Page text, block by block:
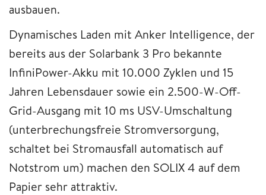
ausbauen.
Dynamisches Laden mit Anker Intelligence, der
bereits aus der Solarbank 3 Pro bekannte
InfiniPower-Akku mit 10.000 Zyklen und 15
Jahren Lebensdauer sowie ein 2.500-W-Off-
Grid-Ausgang mit 10 ms USV-Umschaltung
(unterbrechungsfreie Stromversorgung,
schaltet bei Stromausfall automatisch auf
Notstrom um) machen den SOLIX 4 auf dem
Papier sehr attraktiv.